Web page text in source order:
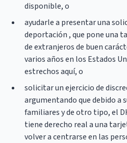
disponible, o
ayudarle a presentar una
deportación , que pone una
de extranjeros de buen
varios años en los Estados
estrechos aquí, o
solicitar un ejercicio de
argumentando que debido a
familiares y de otro tipo, el
tiene derecho real a una
volver a centrarse en las